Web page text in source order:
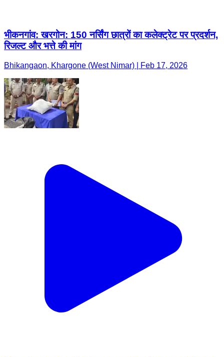
भीकनगांव: खरगोन: 150 नर्सिंग छात्रों का कलेक्ट्रेट पर प्रदर्शन,
रिजल्ट और भत्ते की मांग
Bhikangaon, Khargone (West Nimar) | Feb 17, 2026